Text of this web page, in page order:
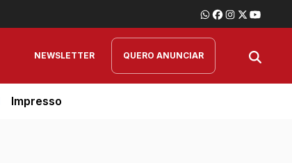
NEWSLETTER QUERO ANUNCIAR
Impresso